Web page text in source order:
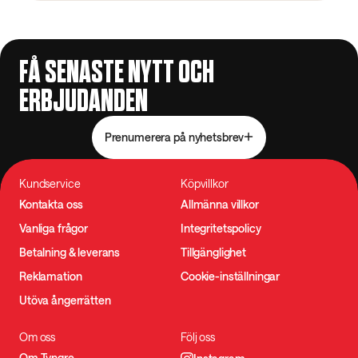
FÅ SENASTE NYTT OCH
ERBJUDANDEN
Prenumerera på nyhetsbrev
Kundservice
Kontakta oss
Vanliga frågor
Betalning & leverans
Reklamation
Utöva ångerrätten
Köpvillkor
Allmänna villkor
Integritetspolicy
Tillgänglighet
Cookie-inställningar
Om oss
Följ oss